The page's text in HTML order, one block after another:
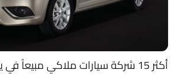
أكثر 15 شركة سيارات ملاكي مبيعاً في يوليو بمصر